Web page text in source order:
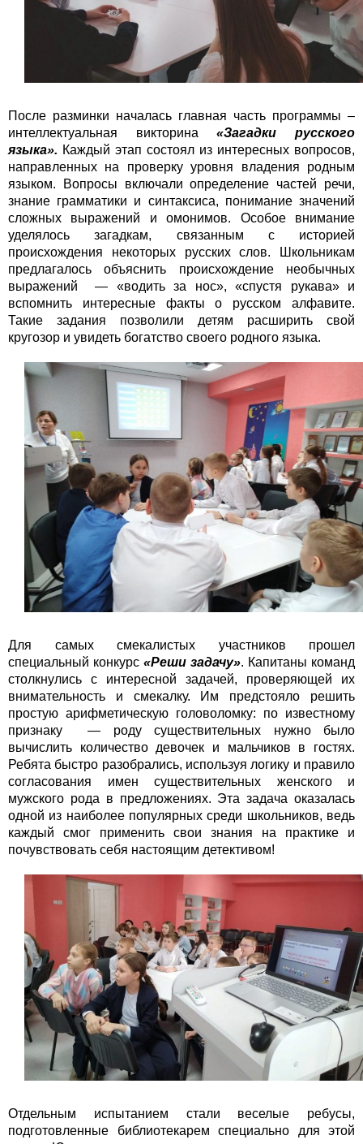
После разминки началась главная часть программы –
интеллектуальная викторина«Загадки русского
языка». Каждый этап состоял из интересных вопросов,
направленных на проверку уровня владения родным
языком. Вопросы включали определение частей речи,
знание грамматики и синтаксиса, понимание значений
сложных выражений и омонимов. Особое внимание
уделялось загадкам, связанным с историей
происхождения некоторых русских слов. Школьникам
предлагалось объяснить происхождение необычных
выражений — «водить за нос», «спустя рукава» и
вспомнить интересные факты о русском алфавите.
Такие задания позволили детям расширить свой
кругозор и увидеть богатство своего родного языка.
Для самых смекалистых участников прошел
специальный конкурс «Реши задачу». Капитаны команд
столкнулись с интересной задачей, проверяющей их
внимательность и смекалку. Им предстояло решить
простую арифметическую головоломку: по известному
признаку — роду существительных нужно было
вычислить количество девочек и мальчиков в гостях.
Ребята быстро разобрались, используя логику и правило
согласования имен существительных женского и
мужского рода в предложениях. Эта задача оказалась
одной из наиболее популярных среди школьников, ведь
каждый смог применить свои знания на практике и
почувствовать себя настоящим детективом!
Отдельным испытанием стали веселые ребусы,
подготовленные библиотекарем специально для этой